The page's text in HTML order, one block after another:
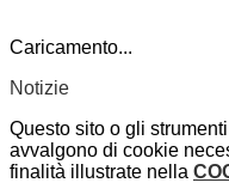
Caricamento...
Notizie
Questo sito o gli
avvalgono di cookie
finalità illustrate nella